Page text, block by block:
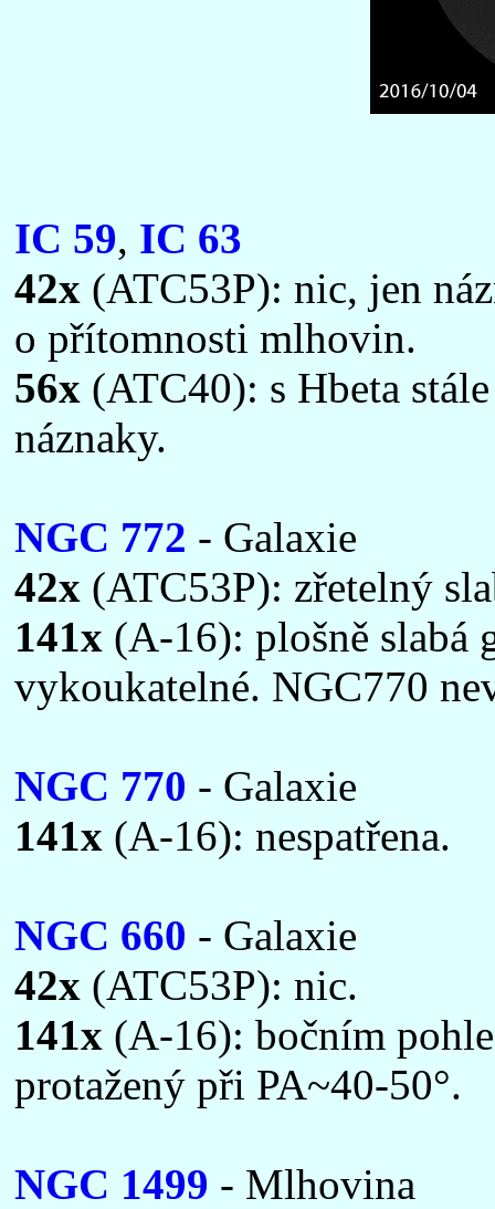
IC 59, IC 63
42x (ATC53P): nic, jen
o přítomnosti mlhovin.
56x (ATC40): s Hbeta
náznaky.
NGC 772 - Galaxie
42x (ATC53P): zřetelný
141x (A-16): plošně slabá
vykoukatelné. NGC770
NGC 770 - Galaxie
141x (A-16): nespatřena.
NGC 660 - Galaxie
42x (ATC53P): nic.
141x (A-16): bočním
protažený při PA~40-50°.
NGC 1499 - Mlhovina